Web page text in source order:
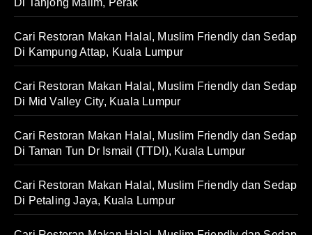
Di Tanjong Malim, Perak
Cari Restoran Makan Halal, Muslim Friendly dan Sedap
Di Kampung Attap, Kuala Lumpur
Cari Restoran Makan Halal, Muslim Friendly dan Sedap
Di Mid Valley City, Kuala Lumpur
Cari Restoran Makan Halal, Muslim Friendly dan Sedap
Di Taman Tun Dr Ismail (TTDI), Kuala Lumpur
Cari Restoran Makan Halal, Muslim Friendly dan Sedap
Di Petaling Jaya, Kuala Lumpur